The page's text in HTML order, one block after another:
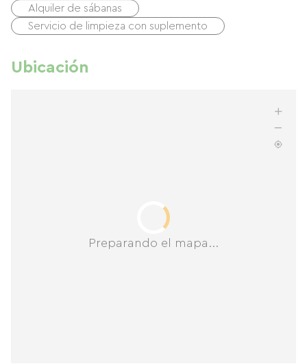
Alquiler de sábanas
Servicio de limpieza con suplemento
Ubicación
Preparando el mapa...